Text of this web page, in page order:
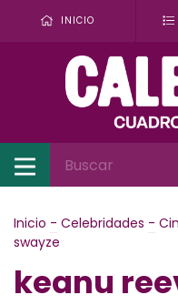
INICIO
Inicio - Celebridades -
swayze
keanu